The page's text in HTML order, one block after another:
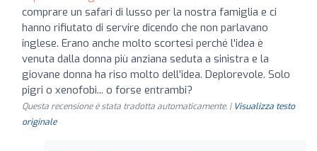
comprare un safari di lusso per la nostra famiglia e ci
hanno rifiutato di servire dicendo che non parlavano
inglese. Erano anche molto scortesi perché l'idea è
venuta dalla donna più anziana seduta a sinistra e la
giovane donna ha riso molto dell'idea. Deplorevole. Solo
pigri o xenofobi... o forse entrambi?
Questa recensione è stata tradotta automaticamente. | Visualizza testo
originale